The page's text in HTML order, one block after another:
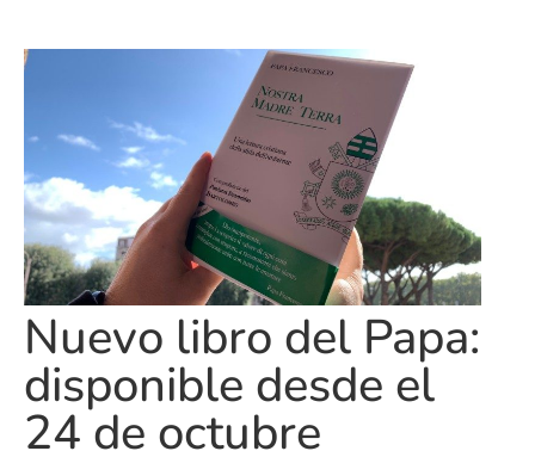
Nuevo libro del Papa:
disponible desde el
24 de octubre
«Nuestra Madre Tierra» es el título del nuevo